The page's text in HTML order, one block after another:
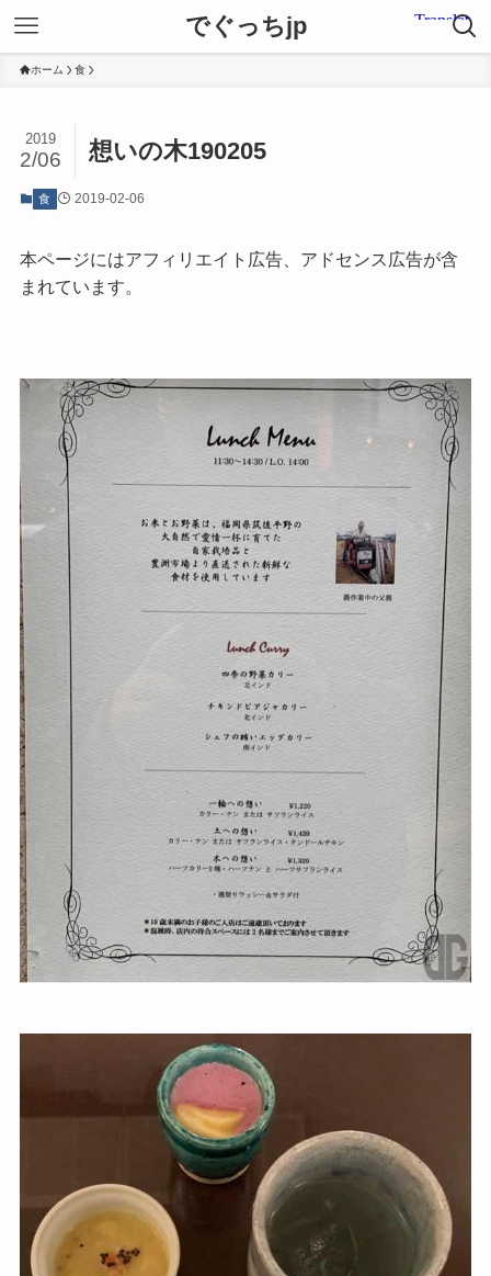
でぐっちjp
ホーム 食
想いの木190205
2019
2/06
食 2019-02-06
本ページにはアフィリエイト広告、アドセンス広告が含
まれています。